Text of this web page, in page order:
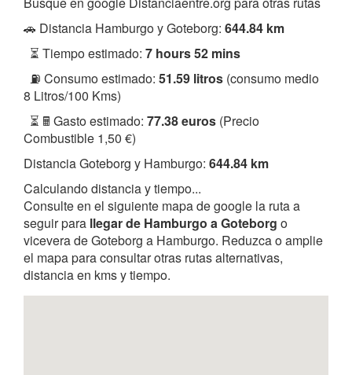
🚗 Distancia Hamburgo y Goteborg: 644.84 km
⏳ Tiempo estimado: 7 hours 52 mins
⛽ Consumo estimado: 51.59 litros (consumo medio
8 Litros/100 Kms)
⏳ 🖩 Gasto estimado: 77.38 euros (Precio
Combustible 1,50 €)
Distancia Goteborg y Hamburgo: 644.84 km
Calculando distancia y tiempo...
Consulte en el siguiente mapa de google la ruta a
seguir para llegar de Hamburgo a Goteborg o
vicevera de Goteborg a Hamburgo. Reduzca o amplie
el mapa para consultar otras rutas alternativas,
distancia en kms y tiempo.